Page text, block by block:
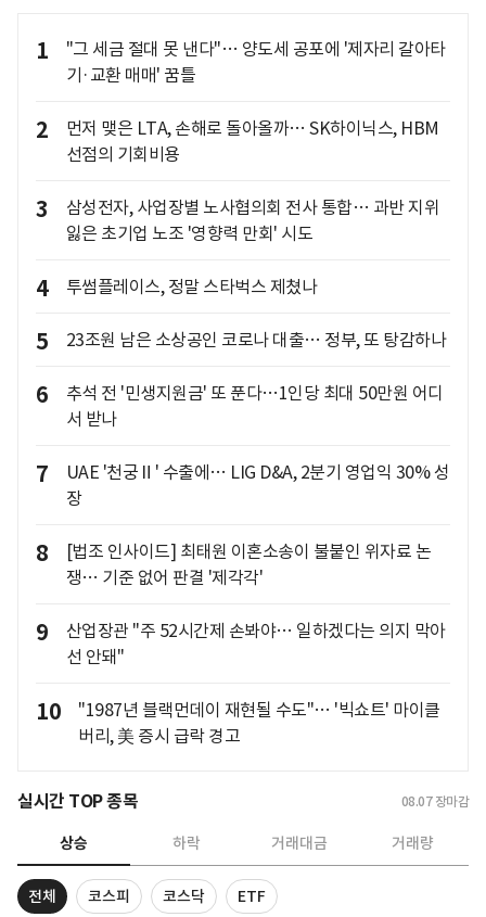
1
"그 세금 절대 못 낸다"… 양도세 공포에 '제자리 갈아타
기·교환 매매' 꿈틀
2
먼저 맺은 LTA, 손해로 돌아올까… SK하이닉스, HBM
선점의 기회비용
3
삼성전자, 사업장별 노사협의회 전사 통합… 과반 지위
잃은 초기업 노조 '영향력 만회' 시도
4 투썸플레이스, 정말 스타벅스 제쳤나
5 23조원 남은 소상공인 코로나 대출… 정부, 또 탕감하나
6
추석 전 '민생지원금' 또 푼다…1인당 최대 50만원 어디
서 받나
7
UAE '천궁Ⅱ' 수출에… LIG D&A, 2분기 영업익 30% 성
장
8
[법조 인사이드] 최태원 이혼소송이 불붙인 위자료 논
쟁… 기준 없어 판결 '제각각'
9
산업장관 "주 52시간제 손봐야… 일하겠다는 의지 막아
선 안돼"
10
"1987년 블랙먼데이 재현될 수도"… '빅쇼트' 마이클
버리, 美 증시 급락 경고
실시간 TOP 종목 08.07 장마감
상승 하락 거래대금 거래량
전체 코스피 코스닥 ETF